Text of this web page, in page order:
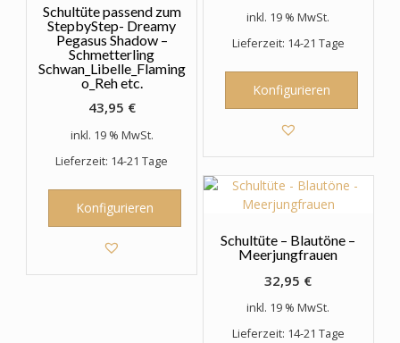
Schultüte passend zum
StepbyStep- Dreamy
Pegasus Shadow –
Schmetterling
Schwan_Libelle_Flaming
o_Reh etc.
43,95 €
inkl. 19 % MwSt.
Lieferzeit: 14-21 Tage
Konfigurieren
inkl. 19 % MwSt.
Lieferzeit: 14-21 Tage
Konfigurieren
Schultüte – Blautöne –
Meerjungfrauen
32,95 €
inkl. 19 % MwSt.
Lieferzeit: 14-21 Tage